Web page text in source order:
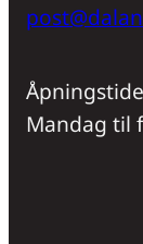
Mandag til